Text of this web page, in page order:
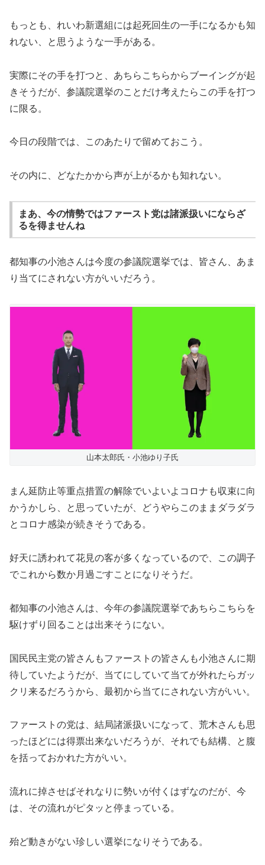
もっとも、れいわ新選組には起死回生の一手になるかも知
れない、と思うような一手がある。
実際にその手を打つと、あちらこちらからブーイングが起
きそうだが、参議院選挙のことだけ考えたらこの手を打つ
に限る。
今日の段階では、このあたりで留めておこう。
その内に、どなたかから声が上がるかも知れない。
まあ、今の情勢ではファースト党は諸派扱いにならざ
るを得ませんね
都知事の小池さんは今度の参議院選挙では、皆さん、あま
り当てにされない方がいいだろう。
山本太郎氏・小池ゆり子氏
まん延防止等重点措置の解除でいよいよコロナも収束に向
かうかしら、と思っていたが、どうやらこのままダラダラ
とコロナ感染が続きそうである。
好天に誘われて花見の客が多くなっているので、この調子
でこれから数か月過ごすことになりそうだ。
都知事の小池さんは、今年の参議院選挙であちらこちらを
駆けずり回ることは出来そうにない。
国民民主党の皆さんもファーストの皆さんも小池さんに期
待していたようだが、当てにしていて当てが外れたらガッ
クリ来るだろうから、最初から当てにされない方がいい。
ファーストの党は、結局諸派扱いになって、荒木さんも思
ったほどには得票出来ないだろうが、それでも結構、と腹
を括っておかれた方がいい。
流れに掉させばそれなりに勢いが付くはずなのだが、今
は、その流れがピタッと停まっている。
殆ど動きがない珍しい選挙になりそうである。